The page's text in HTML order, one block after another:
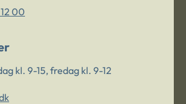
00
kl. 9-15, fredag kl. 9-12